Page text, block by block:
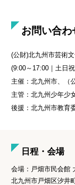
お問い合わ
(公財)北九州市芸術
(9:00～17:00｜土日
主催：北九州市、（
主管：北九州少年少
後援：北九州市教育
日程・会場
会場：戸畑市民会館
北九州市戸畑区汐井